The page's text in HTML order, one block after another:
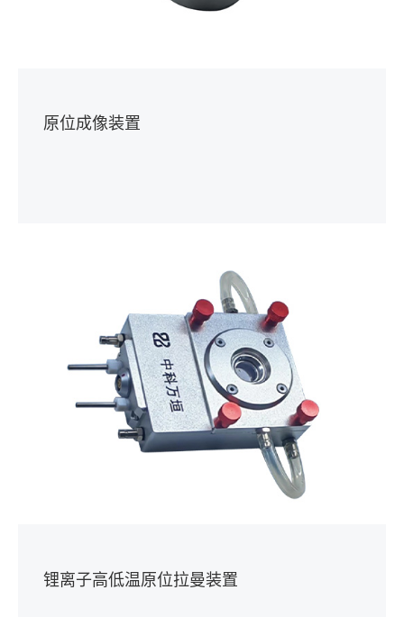
原位成像装置
锂离子高低温原位拉曼装置